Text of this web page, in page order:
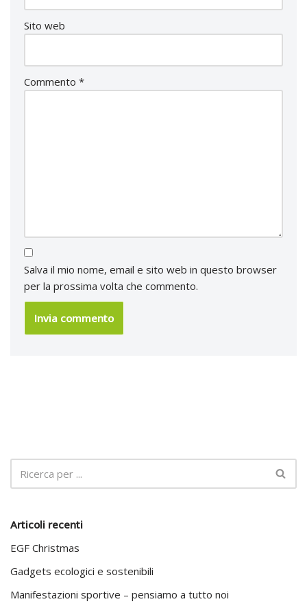
Sito web
Commento *
Salva il mio nome, email e sito web in questo browser
per la prossima volta che commento.
Articoli recenti
EGF Christmas
Gadgets ecologici e sostenibili
Manifestazioni sportive – pensiamo a tutto noi